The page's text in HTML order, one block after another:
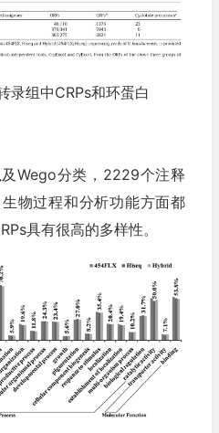
录组中CRPs和环蛋白
Wego分类，2229个注释
物过程和分析功能方面都
具有很高的多样性。